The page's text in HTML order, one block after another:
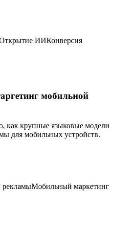
ИИКонверсия
мобильной
как крупные языковые модели
для мобильных устройств.
рекламыМобильный маркетинг